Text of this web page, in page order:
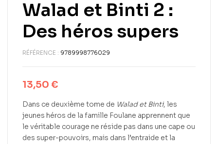
Walad et Binti 2 :
Des héros supers
RÉFÉRENCE : 9789998776029
13,50 €
Dans ce deuxième tome de Walad et Binti, les
jeunes héros de la famille Foulane apprennent que
le véritable courage ne réside pas dans une cape ou
des super-pouvoirs, mais dans l’entraide et la